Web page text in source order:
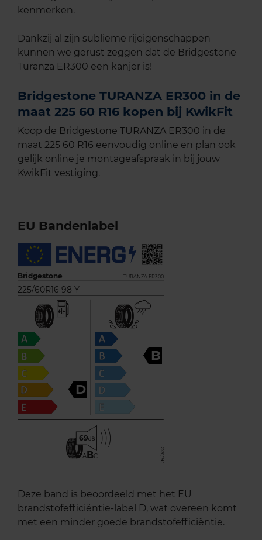
kenmerken.
Dankzij al zijn sublieme rijeigenschappen
kunnen we gerust zeggen dat de Bridgestone
Turanza ER300 een kanjer is!
Bridgestone TURANZA ER300 in de
maat 225 60 R16 kopen bij KwikFit
Koop de Bridgestone TURANZA ER300 in de
maat 225 60 R16 eenvoudig online en plan ook
gelijk online je montageafspraak in bij jouw
KwikFit vestiging.
EU Bandenlabel
Bridgestone TURANZA ER300
225/60R16 98 Y
D
B
69
A BC
Deze band is beoordeeld met het EU
brandstofefficiëntie-label D, wat overeen komt
met een minder goede brandstofefficiëntie.